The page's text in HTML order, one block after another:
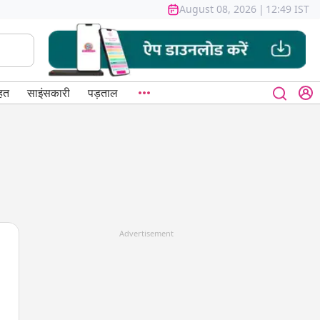
August 08, 2026 | 12:49 IST
साइंसकारी पड़ताल
Advertisement